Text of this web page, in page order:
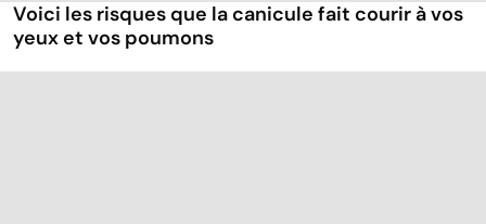
Voici les risques que la canicule fait courir à vos
yeux et vos poumons